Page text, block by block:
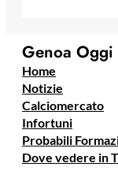
Genoa Oggi
Home
Notizie
Calciomercato
Infortuni
Probabili
Dove vedere in